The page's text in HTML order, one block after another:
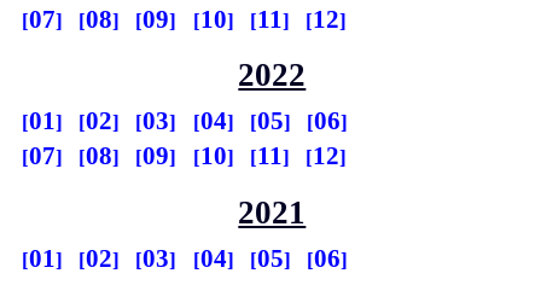
07
08 09 10 11 12
2022
01 02 03 04 05
06
07
08 09 10 11 12
2021
01 02 03 04 05
06